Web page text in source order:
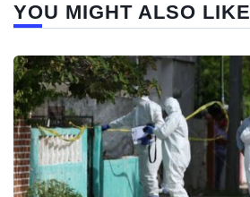
YOU MIGHT ALSO LIKE